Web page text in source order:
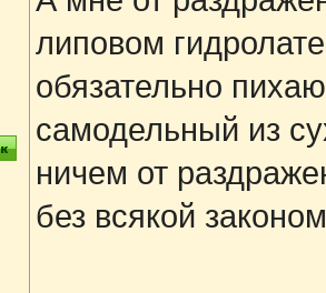
липовом
обязательно
самодельный из
ничем от
без всякой